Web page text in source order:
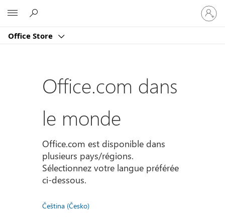
Office Store
vous
à
compte
Office.com dans
le monde
Office.com est disponible dans
plusieurs pays/régions.
Sélectionnez votre langue préférée
ci-dessous.
Čeština (Česko)